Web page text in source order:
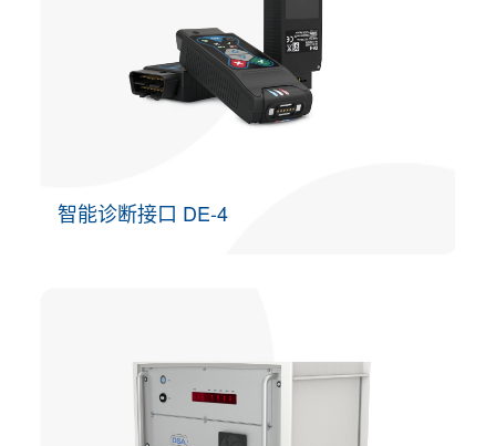
智能诊断接口 DE-4